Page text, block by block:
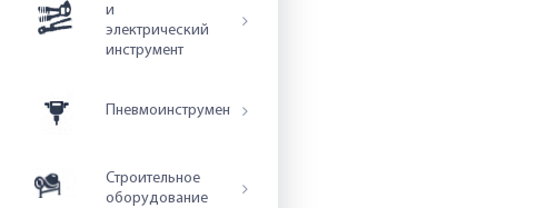
и
электрический
инструмент
Пневмоинструмент
Строительное
оборудование